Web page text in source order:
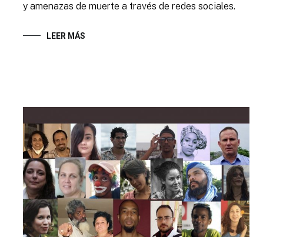
y amenazas de muerte a través de redes sociales.
LEER MÁS